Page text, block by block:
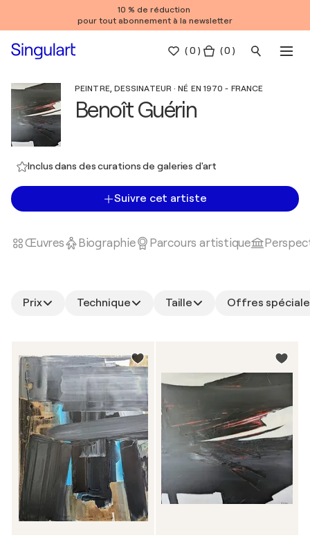
10 % de réduction
pour tout abonnement à la newsletter
(0 ) ( 0 )
PEINTRE, DESSINATEUR · NÉ EN 1970 - FRANCE
Benoît Guérin
Inclus dans des curations de galeries d'art
Suivre cet artiste
Œuvres Biographie Parcours artistique
Prix Technique Taille Offres